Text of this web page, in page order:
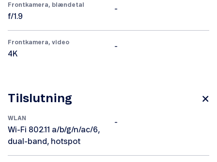
Frontkamera, blændetal
f/1.9
-
Frontkamera, video
4K
-
Tilslutning
WLAN
Wi-Fi 802.11 a/b/g/n/ac/6,
dual-band, hotspot
-